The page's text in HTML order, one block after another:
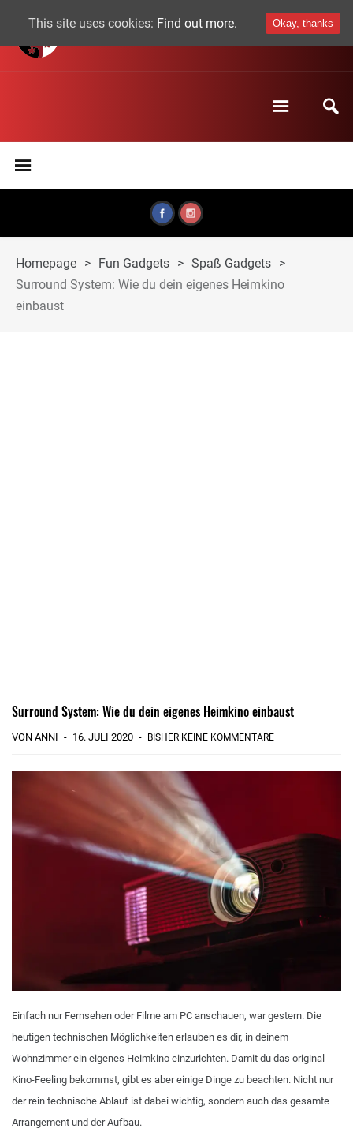
Homepage > Fun Gadgets > Spaß Gadgets >
Surround System: Wie du dein eigenes Heimkino
einbaust
Surround System: Wie du dein eigenes Heimkino einbaust
VON ANNI 16. JULI 2020 BISHER KEINE KOMMENTARE
Einfach nur Fernsehen oder Filme am PC anschauen, war gestern. Die
heutigen technischen Möglichkeiten erlauben es dir, in deinem
Wohnzimmer ein eigenes Heimkino einzurichten. Damit du das original
Kino-Feeling bekommst, gibt es aber einige Dinge zu beachten. Nicht nur
der rein technische Ablauf ist dabei wichtig, sondern auch das gesamte
Arrangement und der Aufbau.
This site uses cookies: Find out more. Okay, thanks